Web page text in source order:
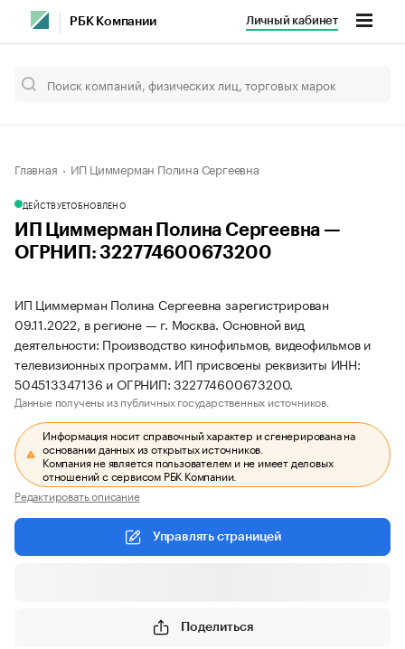
РБК Компании Личный кабинет
Главная ИП Циммерман Полина Сергеевна
ДЕЙСТВУЕТОБНОВЛЕНО
ИП Циммерман Полина Сергеевна —
ОГРНИП: 322774600673200
ИП Циммерман Полина Сергеевна зарегистрирован
09.11.2022, в регионе — г. Москва. Основной вид
деятельности: Производство кинофильмов, видеофильмов и
телевизионных программ. ИП присвоены реквизиты ИНН:
504513347136 и ОГРНИП: 322774600673200.
Данные получены из публичных государственных источников.
Информация носит справочный характер и сгенерирована на
основании данных из открытых источников.
Компания не является пользователем и не имеет деловых
отношений с сервисом РБК Компании.
Редактировать описание
Управлять страницей
Поделиться